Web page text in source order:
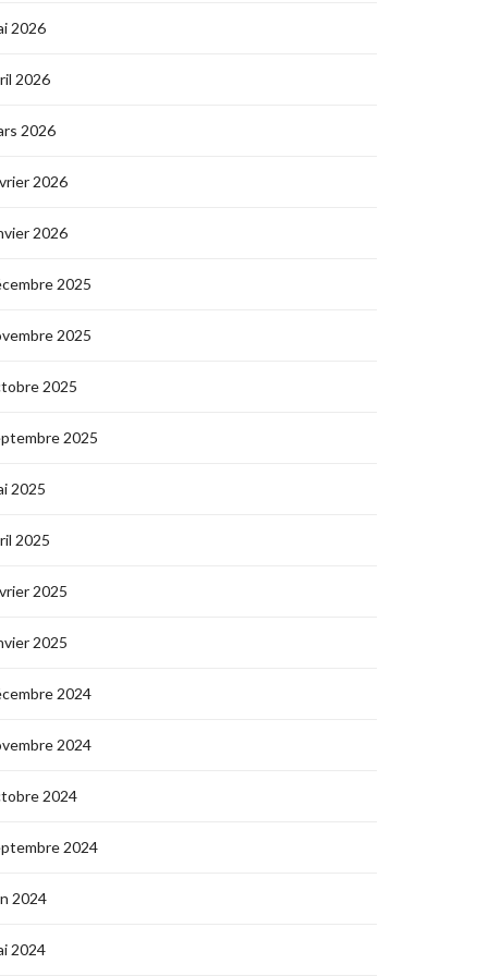
2026
2026
2026
2026
2026
2025
2025
2025
2025
2025
2025
2025
2025
2024
2024
2024
2024
2024
2024